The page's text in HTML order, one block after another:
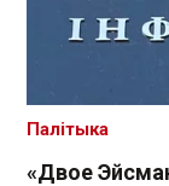
«Двое
Палітыка